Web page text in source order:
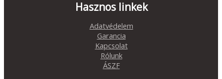
Hasznos linkek
Adatvédelem
Garancia
Kapcsolat
Rólunk
ÁSZF